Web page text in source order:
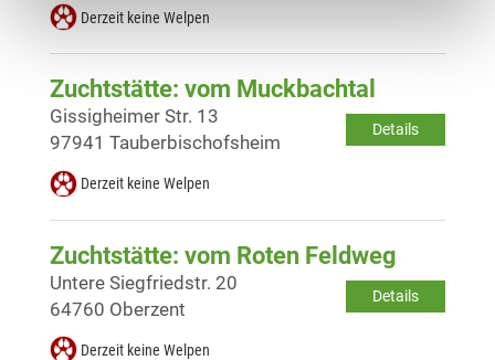
Derzeit keine Welpen
Zuchtstätte: vom Muckbachtal
Details
Gissigheimer Str. 13
97941 Tauberbischofsheim
Derzeit keine Welpen
Zuchtstätte: vom Roten Feldweg
Details
Untere Siegfriedstr. 20
64760 Oberzent
Derzeit keine Welpen